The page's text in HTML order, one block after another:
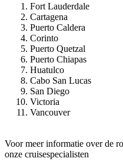
Fort Lauderdale
Cartagena
Puerto Caldera
Corinto
Puerto Quetzal
Puerto Chiapas
Huatulco
Cabo San Lucas
San Diego
Victoria
Vancouver
Voor meer informatie over de
onze cruisespecialisten